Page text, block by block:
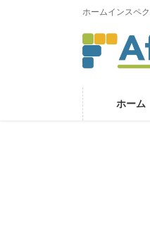
ホームインスペ
ホーム